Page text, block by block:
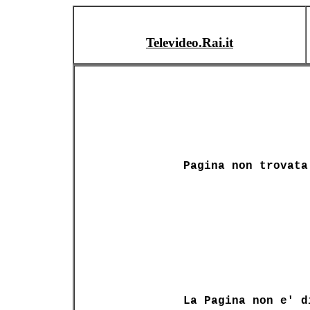
Televideo.Rai.it
Pagina non trovata
La Pagina non e'